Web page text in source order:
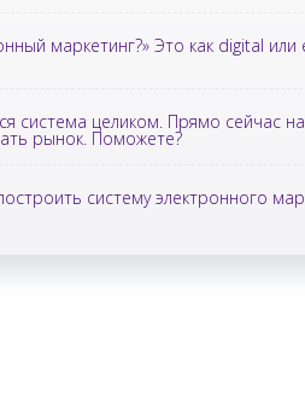
маркетинг?» Это как digital или
система целиком. Прямо сейчас
рынок. Поможете?
систему электронного